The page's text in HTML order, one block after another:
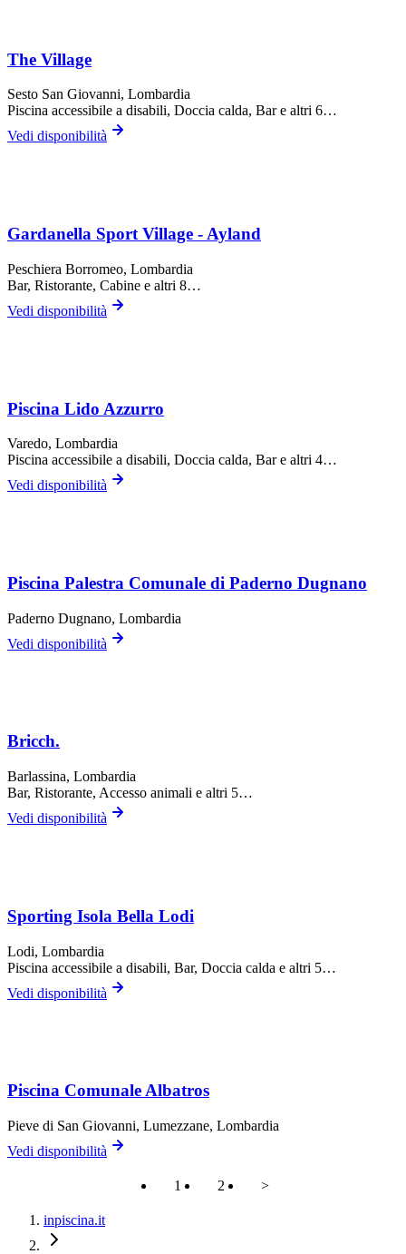
The Village
Sesto San Giovanni, Lombardia
Piscina accessibile a disabili, Doccia calda, Bare altri 6…
Vedi disponibilità
Gardanella Sport Village - Ayland
Peschiera Borromeo, Lombardia
Bar, Ristorante, Cabine e altri 8…
Vedi disponibilità
Piscina Lido Azzurro
Varedo, Lombardia
Piscina accessibile a disabili, Doccia calda, Bare altri 4…
Vedi disponibilità
Piscina Palestra Comunale di Paderno Dugnano
Paderno Dugnano, Lombardia
Vedi disponibilità
Bricch.
Barlassina, Lombardia
Bar, Ristorante, Accesso animali e altri 5…
Vedi disponibilità
Sporting Isola Bella Lodi
Lodi, Lombardia
Piscina accessibile a disabili, Bar, Doccia calda e altri 5…
Vedi disponibilità
Piscina Comunale Albatros
Pieve di San Giovanni, Lumezzane, Lombardia
Vedi disponibilità
1 2 >
inpiscina.it